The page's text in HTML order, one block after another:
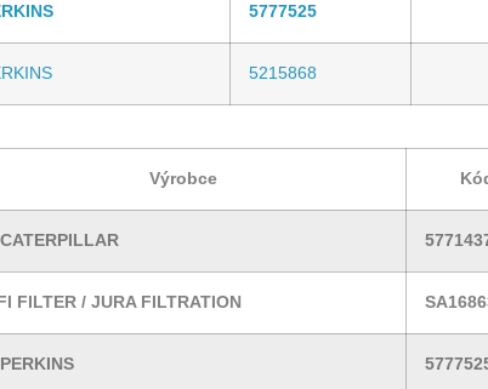
5777525
5215868
Výrobce
CATERPILLAR
FILTER / JURA FILTRATION
PERKINS